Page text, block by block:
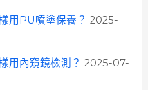
用PU噴塗保養？ 2025-
用內窺鏡檢測？ 2025-07-